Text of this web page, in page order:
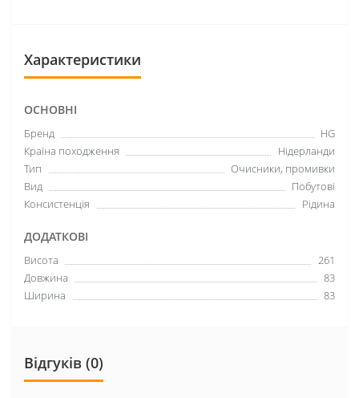
Характеристики
ОСНОВНІ
Бренд
HG
Країна походження
Нідерланди
Тип
Очисники, промивки
Вид
Побутові
Консистенція
Рідина
ДОДАТКОВІ
Висота
261
Довжина
83
Ширина
83
Відгуків (0)